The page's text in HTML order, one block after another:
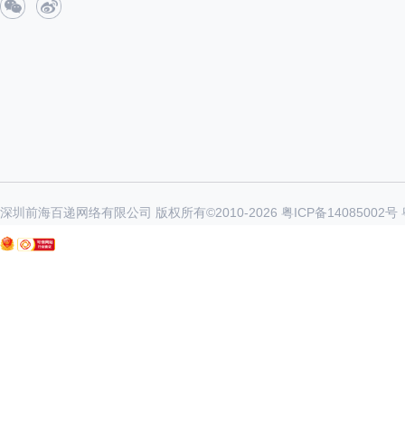
深圳前海百递网络有限公司 版权所有©2010-2026 粤ICP备14085002号